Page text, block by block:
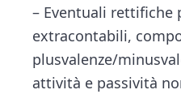
– Eventuali
extracontabili,
plusvalenze/
attività e passività